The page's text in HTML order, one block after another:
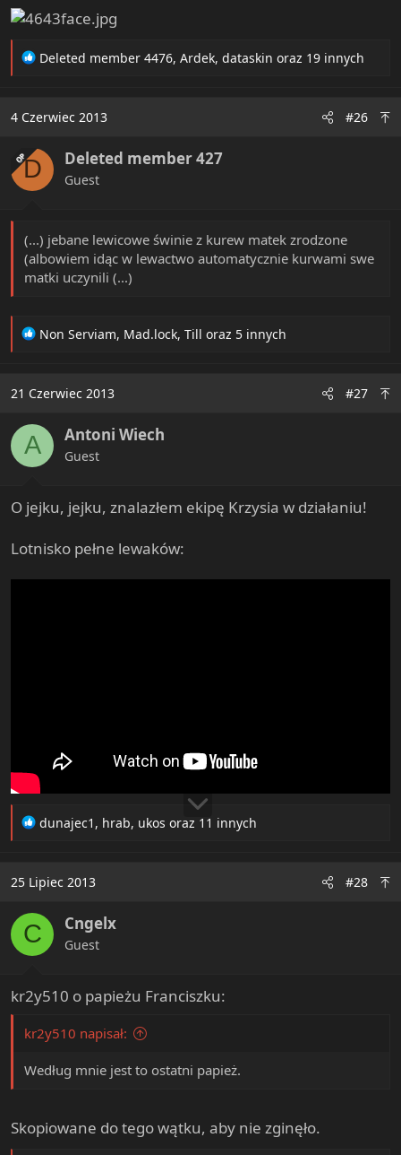
R
t
o
n
s
Deleted member 4476, Ardek, dataskin oraz 19 innych
4 Czerwiec 2013 #26
OPD Deleted member 427
Guest
(...) jebane lewicowe świnie z kurew matek zrodzone
(albowiem idąc w lewactwo automatycznie kurwami swe
matki uczynili (...)
R
t
n
s
Non Serviam, Mad.lock, Till oraz 5 innych
21 Czerwiec 2013 #27
A Antoni Wiech
Guest
O jejku, jejku, znalazłem ekipę Krzysia w działaniu!
Lotnisko pełne lewaków:
R
t
o
n
s
dunajec1 , hrab, ukos oraz 11 innych
25 Lipiec 2013 #28
C Cngelx
Guest
kr2y510 o papieżu Franciszku:
kr2y510 napisał:
Według mnie jest to ostatni papież.
Skopiowane do tego wątku, aby nie zginęło.